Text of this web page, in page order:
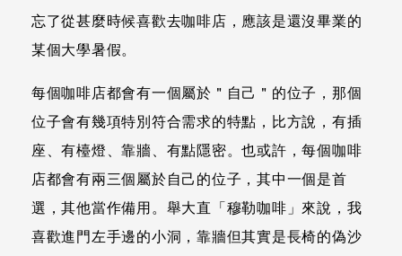
忘了從甚麼時候喜歡去咖啡店，應該是還沒畢業的
某個大學暑假。
每個咖啡店都會有一個屬於＂自己＂的位子，那個
位子會有幾項特別符合需求的特點，比方說，有插
座、有檯燈、靠牆、有點隱密。也或許，每個咖啡
店都會有兩三個屬於自己的位子，其中一個是首
選，其他當作備用。舉大直「穆勒咖啡」來說，我
喜歡進門左手邊的小洞，靠牆但其實是長椅的偽沙